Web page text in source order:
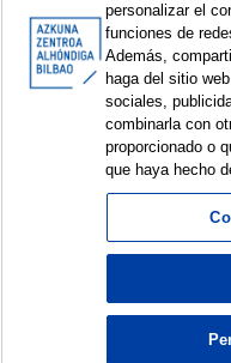
< Items
© Azkuna Zentroa -
personalizar el
funciones de
Además,
haga del sitio
sociales,
combinarla con
proporcionado o
que haya hecho